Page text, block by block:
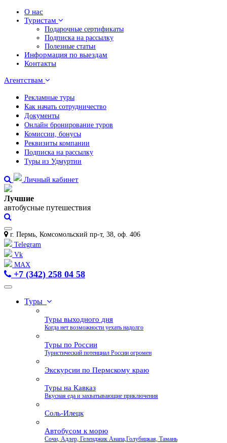
О нас
Туристам
Подарочные сертификаты
Подписка на рассылку
Полезные статьи
Информация по выездам
Контакты
Агентствам
Рекламные туры
Как начать сотрудничество
Документы
Онлайн бронирование туров
Комиссии, бонусы
Реквизиты компании
Подписка на рассылку
Туры из Удмуртии
Личный кабинет
Лучшие
автобусные путешествия
г. Пермь, Комсомольский пр-т, 38, оф. 406
Telegram
Vk
MAX
+7 (342) 258 04 58
Туры
Туры выходного дня
Когда нет возможности уехать надолго
Туры по России
Туристический потенциал России огромен
Экскурсии по Пермскому краю
Туры на Кавказ
Вкусная еда и захватывающие приключения
Соль-Илецк
Автобусом к морю
Сочи, Адлер, Геленджик Анапа,Голубицкая, Тамань